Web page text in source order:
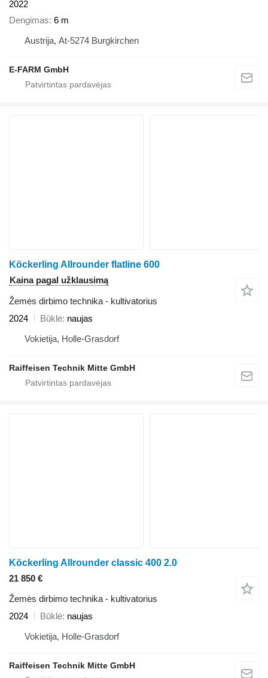
2022
Dengimas 6 m
Austrija, At-5274 Burgkirchen
E-FARM GmbH
Köckerling Allrounder flatline 600
Kaina pagal užklausimą
Žemės dirbimo technika - kultivatorius
2024
Būklė naujas
Vokietija, Holle-Grasdorf
Raiffeisen Technik Mitte GmbH
Köckerling Allrounder classic 400 2.0
21 850 €
Žemės dirbimo technika - kultivatorius
2024
Būklė naujas
Vokietija, Holle-Grasdorf
Raiffeisen Technik Mitte GmbH